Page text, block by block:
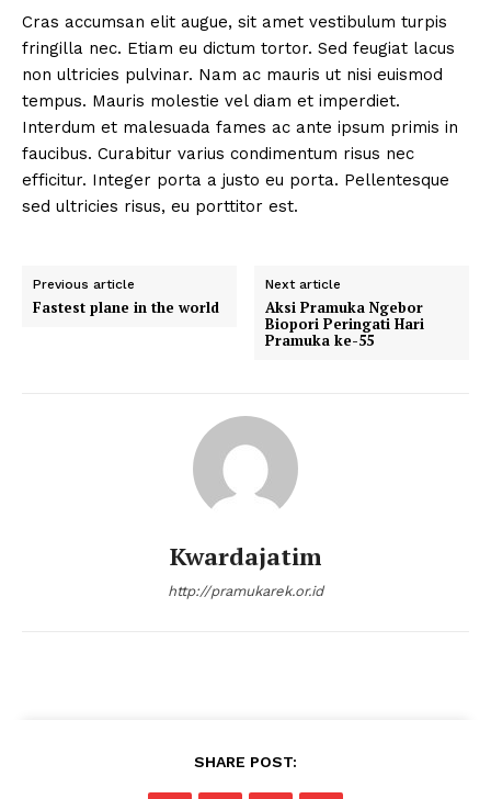
Cras accumsan elit augue, sit amet vestibulum turpis
fringilla nec. Etiam eu dictum tortor. Sed feugiat lacus
non ultricies pulvinar. Nam ac mauris ut nisi euismod
tempus. Mauris molestie vel diam et imperdiet.
Interdum et malesuada fames ac ante ipsum primis in
faucibus. Curabitur varius condimentum risus nec
efficitur. Integer porta a justo eu porta. Pellentesque
sed ultricies risus, eu porttitor est.
Previous article
Fastest plane in the world
Next article
Aksi Pramuka Ngebor
Biopori Peringati Hari
Pramuka ke-55
Kwardajatim
http://pramukarek.or.id
SHARE POST: